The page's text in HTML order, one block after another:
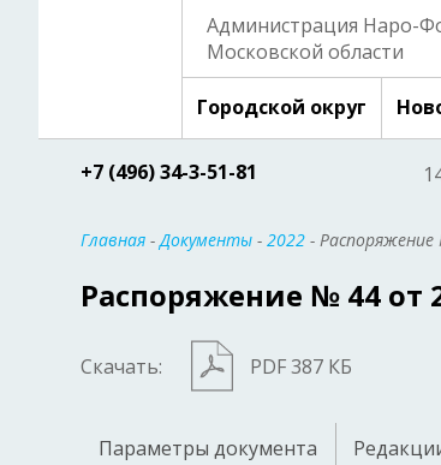
Администрация Наро-
Московской области
Городской округ
+7 (496) 34-3-51-81
Главная -Документы - 2022 -
Распоряжение № 44 от
Скачать: PDF 387 КБ
Параметры документа